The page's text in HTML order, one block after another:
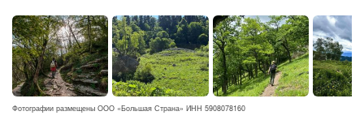
Фотографии размещены ООО «Большая Страна» ИНН 5908078160